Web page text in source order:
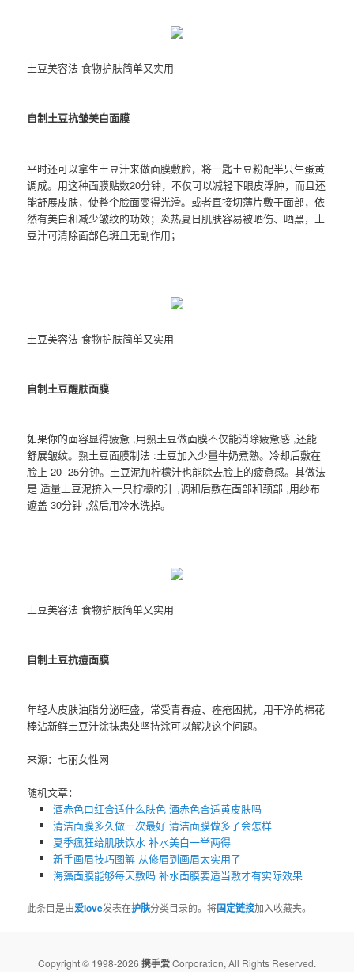
土豆美容法 食物护肤简单又实用
自制土豆抗皱美白面膜
平时还可以拿生土豆汁来做面膜敷脸，将一匙土豆粉配半只生蛋黄
调成。用这种面膜贴数20分钟，不仅可以减轻下眼皮浮肿，而且还
能舒展皮肤，使整个脸面变得光滑。或者直接切薄片敷于面部，依
然有美白和减少皱纹的功效；炎热夏日肌肤容易被晒伤、晒黑，土
豆汁可清除面部色斑且无副作用；
土豆美容法 食物护肤简单又实用
自制土豆醒肤面膜
如果你的面容显得疲惫 ,用熟土豆做面膜不仅能消除疲惫感 ,还能
舒展皱纹。熟土豆面膜制法 :土豆加入少量牛奶煮熟。冷却后敷在
脸上 20- 25分钟。土豆泥加柠檬汁也能除去脸上的疲惫感。其做法
是 适量土豆泥挤入一只柠檬的汁 ,调和后敷在面部和颈部 ,用纱布
遮盖 30分钟 ,然后用冷水洗掉。
土豆美容法 食物护肤简单又实用
自制土豆抗痘面膜
年轻人皮肤油脂分泌旺盛，常受青春痘、痤疮困扰，用干净的棉花
棒沾新鲜土豆汁涂抹患处坚持涂可以解决这个问题。
来源：七丽女性网
随机文章：
酒赤色口红合适什么肤色 ​酒赤色合适黄皮肤吗
清洁面膜多久做一次最好 清洁面膜做多了会怎样
夏季瘋狂给肌肤饮水 补水美白一举两得
新手画眉技巧图解 从修眉到画眉太实用了
海藻面膜能够每天敷吗 补水面膜要适当敷才有实际效果
此条目是由爱love发表在护肤分类目录的。将固定链接加入收藏夹。
Copyright © 1998-2026 携手爱Corporation, All Rights Reserved.